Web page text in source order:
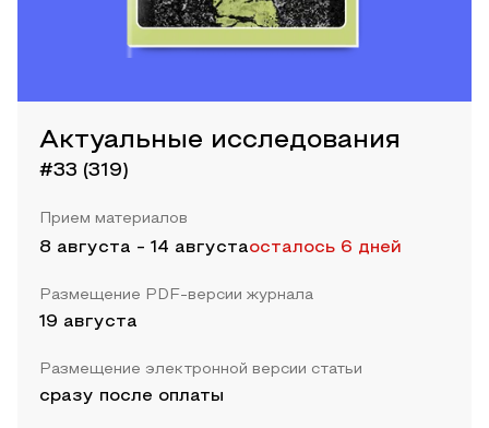
Актуальные исследования
#33 (319)
Прием материалов
8 августа - 14 августаосталось 6 дней
Размещение PDF-версии журнала
19 августа
Размещение электронной версии статьи
сразу после оплаты